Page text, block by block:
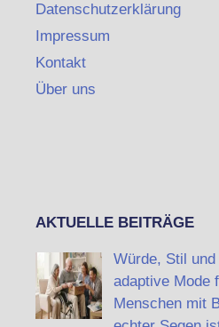
Datenschutzerklärung
Impressum
Kontakt
Über uns
AKTUELLE BEITRÄGE
Würde, Stil
adaptive Mode
Menschen mit